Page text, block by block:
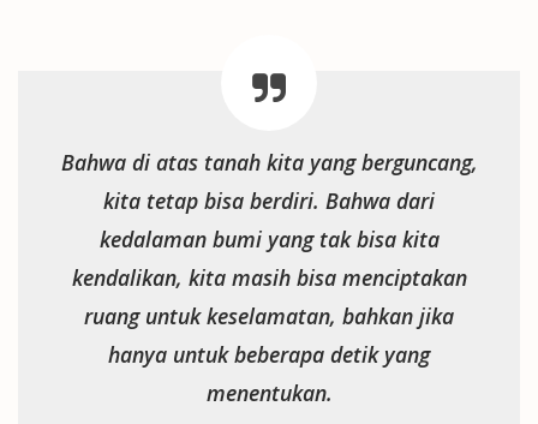
Bahwa di atas tanah kita yang berguncang,
kita tetap bisa berdiri. Bahwa dari
kedalaman bumi yang tak bisa kita
kendalikan, kita masih bisa menciptakan
ruang untuk keselamatan, bahkan jika
hanya untuk beberapa detik yang
menentukan.